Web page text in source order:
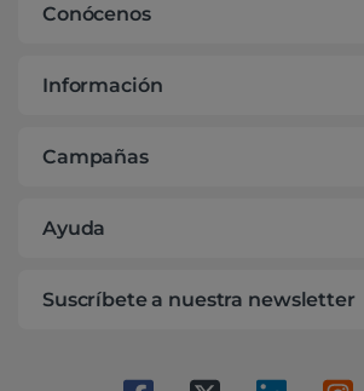
Conócenos
Información
Campañas
Ayuda
Suscríbete a nuestra newsletter